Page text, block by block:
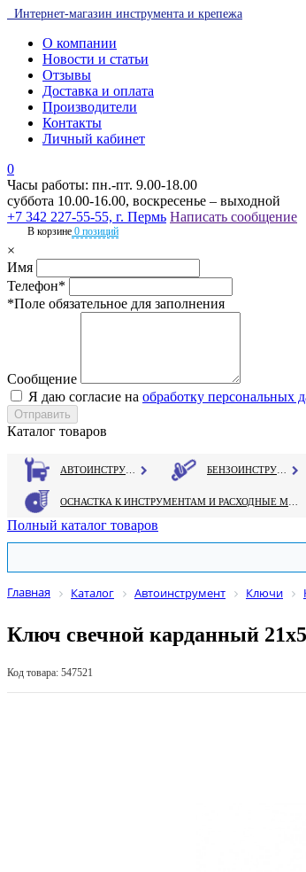
Интернет-магазин инструмента и крепежа
О компании
Новости и статьи
Отзывы
Доставка и оплата
Производители
Контакты
Личный кабинет
0
Часы работы: пн.-пт. 9.00-18.00
суббота 10.00-16.00, воскресенье – выходной
+7 342 227-55-55, г. Пермь Написать сообщение
В корзине 0 позиций
×
Имя
Телефон*
*Поле обязательное для заполнения
Сообщение
Я даю согласие на обработку персональных
Каталог товаров
Полный каталог товаров
Главная Каталог Автоинструмент Ключи
Ключ свечной карданный
Код товара: 547521